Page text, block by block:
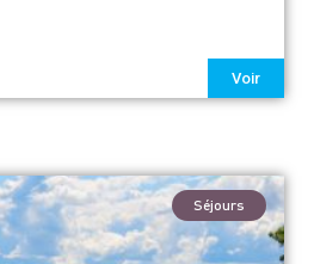
Voir
Séjours